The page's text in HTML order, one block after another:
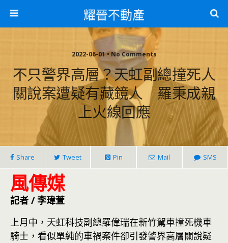
耀晉不動產
2022-06-01 • No Comments
不只警界高層？天虹副總撞死人
關說案遭疑有藏鏡人 羅秉成親
上火線回應
Share Tweet Pin Mail SMS
風傳媒
記者 / 李瑋萱
上月中，天虹科技副總羅偉瑞在新竹駕車撞死機車
騎士，看似單純的車禍案件卻引發警界高層關說疑